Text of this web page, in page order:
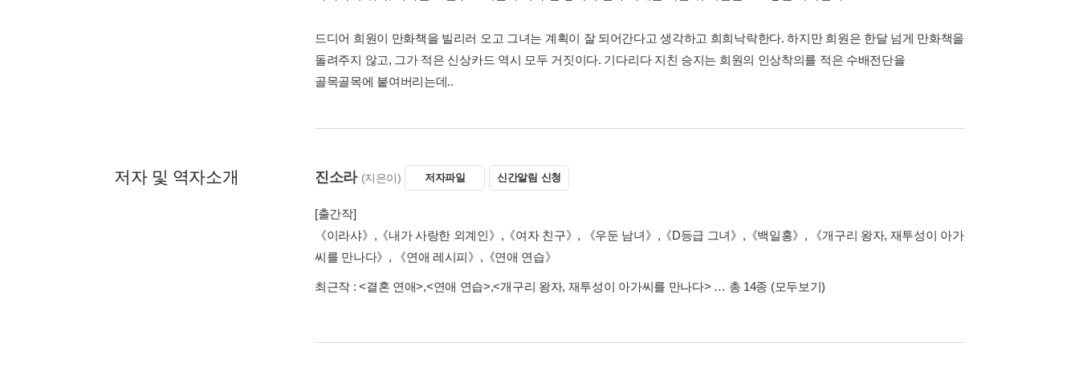
드디어 희원이 만화책을 빌리러 오고 그녀는 계획이 잘 되어간다고 생각하고 희희낙락한다. 하지만 희원은 한달 넘게 만화책을
돌려주지 않고, 그가 적은 신상카드 역시 모두 거짓이다. 기다리다 지친 승지는 희원의 인상착의를 적은 수배전단을
골목골목에 붙여버리는데..
저자 및 역자소개 진소라 (지은이) 저자파일 신간알림 신청
[출간작]
《이라샤》,《내가 사랑한 외계인》,《여자 친구》, 《우둔 남녀》,《D등급 그녀》,《백일홍》, 《개구리 왕자, 재투성이 아가
씨를 만나다》, 《연애 레시피》,《연애 연습》
최근작 :<결혼 연애>,<연애 연습>,<개구리 왕자, 재투성이 아가씨를 만나다> … 총 14종 (모두보기)